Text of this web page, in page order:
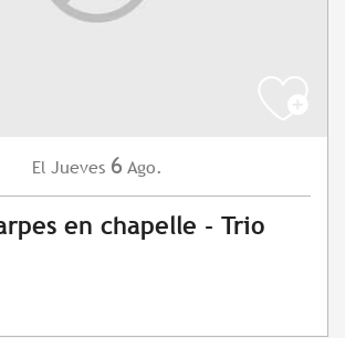
El Jueves 6 Ago.
en chapelle - Trio